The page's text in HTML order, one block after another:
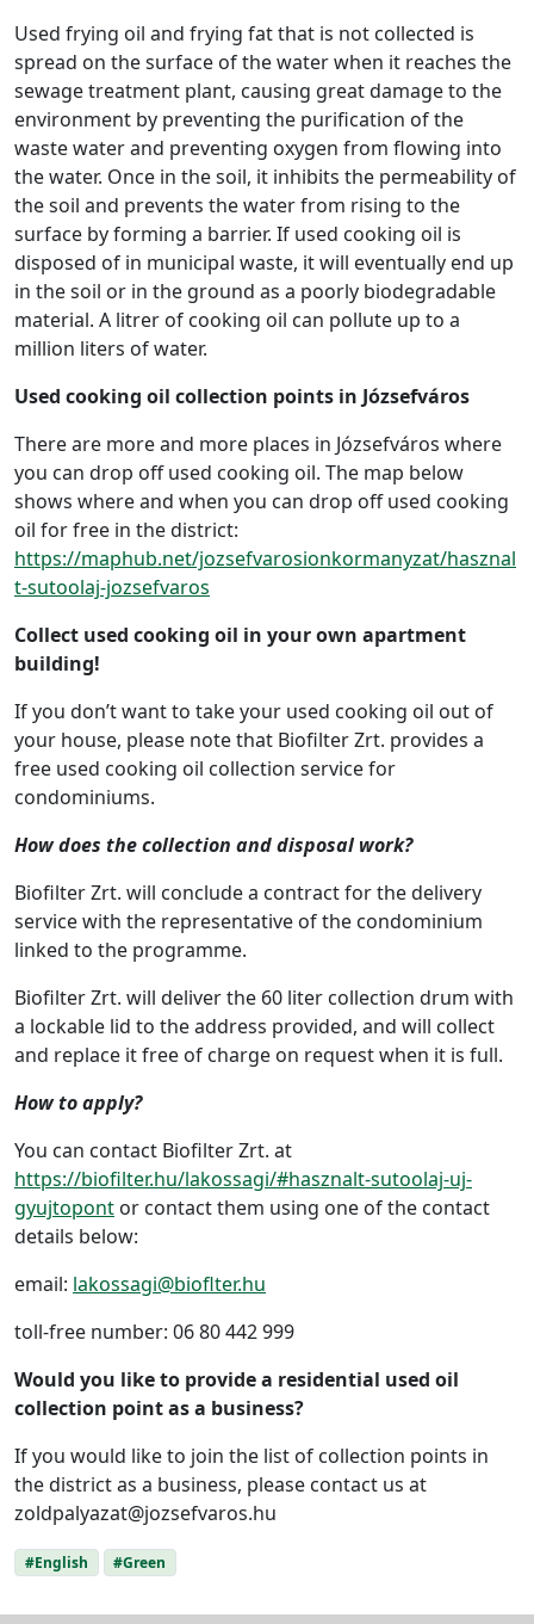
Used frying oil and frying fat that is not collected is
spread on the surface of the water when it reaches the
sewage treatment plant, causing great damage to the
environment by preventing the purification of the
waste water and preventing oxygen from flowing into
the water. Once in the soil, it inhibits the permeability of
the soil and prevents the water from rising to the
surface by forming a barrier. If used cooking oil is
disposed of in municipal waste, it will eventually end up
in the soil or in the ground as a poorly biodegradable
material. A litrer of cooking oil can pollute up to a
million liters of water.
Used cooking oil collection points in Józsefváros
There are more and more places in Józsefváros where
you can drop off used cooking oil. The map below
shows where and when you can drop off used cooking
oil for free in the district:
https://maphub.net/jozsefvarosionkormanyzat/hasznal
t-sutoolaj-jozsefvaros
Collect used cooking oil in your own apartment
building!
If you don’t want to take your used cooking oil out of
your house, please note that Biofilter Zrt. provides a
free used cooking oil collection service for
condominiums.
How does the collection and disposal work?
Biofilter Zrt. will conclude a contract for the delivery
service with the representative of the condominium
linked to the programme.
Biofilter Zrt. will deliver the 60 liter collection drum with
a lockable lid to the address provided, and will collect
and replace it free of charge on request when it is full.
How to apply?
You can contact Biofilter Zrt. at
https://biofilter.hu/lakossagi/#hasznalt-sutoolaj-uj-
gyujtopont or contact them using one of the contact
details below:
email: lakossagi@bioflter.hu
toll-free number: 06 80 442 999
Would you like to provide a residential used oil
collection point as a business?
If you would like to join the list of collection points in
the district as a business, please contact us at
zoldpalyazat@jozsefvaros.hu
#English #Green